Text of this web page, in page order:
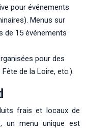
pour événements
Menus sur
de 15 événements
pour des
de la Loire, etc.).
frais et locaux de
un menu unique est